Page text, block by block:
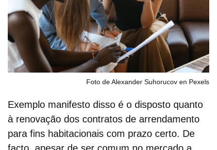
Foto de Alexander Suhorucov en Pexels
Exemplo manifesto disso é o disposto quanto
à renovação dos contratos de arrendamento
para fins habitacionais com prazo certo. De